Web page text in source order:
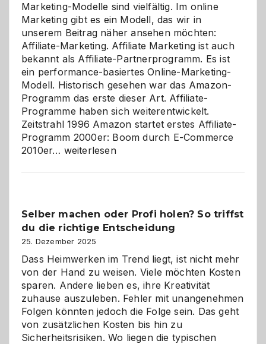
Marketing-Modelle sind vielfältig. Im online
Marketing gibt es ein Modell, das wir in
unserem Beitrag näher ansehen möchten:
Affiliate-Marketing. Affiliate Marketing ist auch
bekannt als Affiliate-Partnerprogramm. Es ist
ein performance-basiertes Online-Marketing-
Modell. Historisch gesehen war das Amazon-
Programm das erste dieser Art. Affiliate-
Programme haben sich weiterentwickelt.
Zeitstrahl 1996 Amazon startet erstes Affiliate-
Programm 2000er: Boom durch E-Commerce
2010er… Affiliate-
Herausforderungen
und
Zukunft
weiterlesen
Selber machen oder Profi holen? So triffst
du die richtige Entscheidung
25. Dezember 2025
Dass Heimwerken im Trend liegt, ist nicht mehr
von der Hand zu weisen. Viele möchten Kosten
sparen. Andere lieben es, ihre Kreativität
zuhause auszuleben. Fehler mit unangenehmen
Folgen könnten jedoch die Folge sein. Das geht
von zusätzlichen Kosten bis hin zu
Sicherheitsrisiken. Wo liegen die typischen